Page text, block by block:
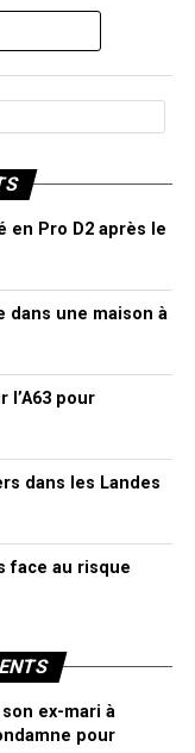
en Pro D2 après le
dans une maison à
l’A63 pour
dans les Landes
face au risque
ex-mari à
pour